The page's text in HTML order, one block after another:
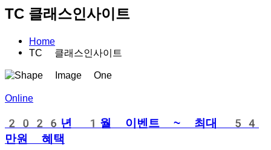
TC 클래스인사이트
Home
TC 클래스인사이트
Online
2026년 1월 이벤트 ~ 최대 54
만원 혜택